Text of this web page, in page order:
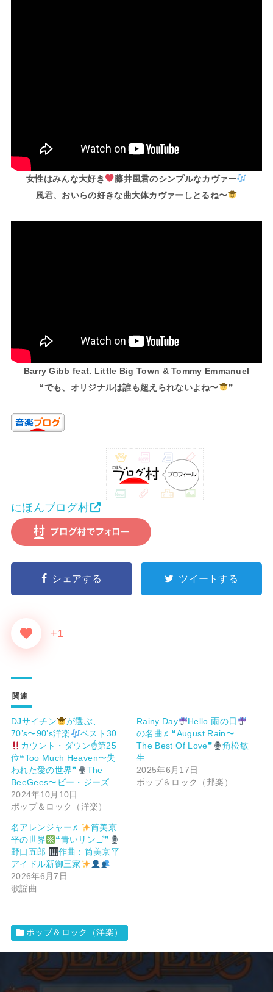
女性はみんな大好き
藤井風君のシンプルなカヴァー
風君、おいらの好きな曲大体カヴァーしとるね〜
Barry Gibb feat. Little Big Town & Tommy Emmanuel
❝でも、オリジナルは誰も超えられないよね〜 ❞
にほんブログ村
シェアする ツイートする
+1
関連
DJサイチン
が選ぶ、
70’s〜90’s洋楽
ベスト30
カウント・ダウン☝第25
位❝Too Much Heaven〜失
われた愛の世界❞
The
BeeGees〜ビー・ジーズ
2024年10月10日
ポップ＆ロック（洋楽）
Rainy Day
Hello 雨の日
の名曲♬❝August Rain〜
The Best Of Love❞
角松敏
生
2025年6月17日
ポップ＆ロック（邦楽）
名アレンジャー♬
筒美京
平の世界
❝青いリンゴ❞
野口五郎
作曲：筒美京平
アイドル新御三家
2026年6月7日
歌謡曲
ポップ＆ロック（洋楽）